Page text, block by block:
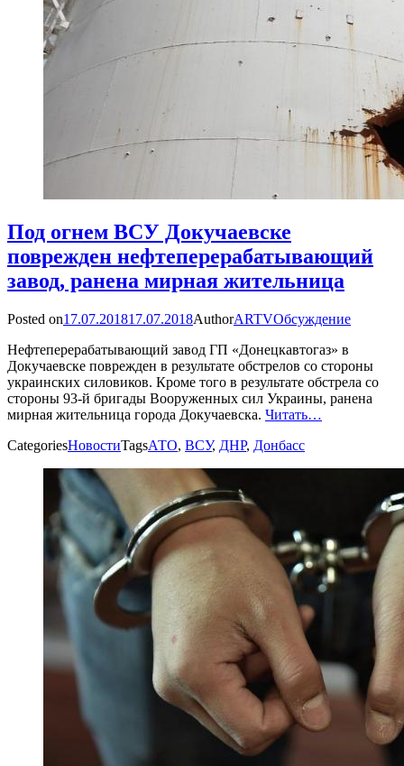
Под огнем ВСУ Докучаевске
поврежден нефтеперерабатывающий
завод, ранена мирная жительница
Posted on17.07.201817.07.2018AuthorARTVОбсуждение
Нефтеперерабатывающий завод ГП «Донецкавтогаз» в
Докучаевске поврежден в результате обстрелов со стороны
украинских силовиков. Кроме того в результате обстрела со
стороны 93-й бригады Вооруженных сил Украины, ранена
мирная жительница города Докучаевска. Читать…
CategoriesНовостиTagsАТО, ВСУ, ДНР, Донбасс